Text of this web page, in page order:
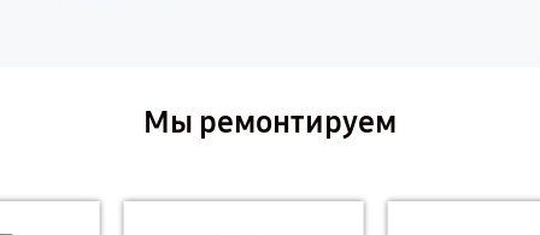
Мы ремонтируем